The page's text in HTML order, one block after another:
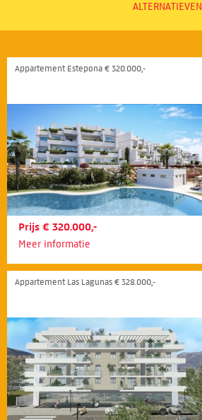
ALTERNATIEVEN
Appartement Estepona € 320.000,-
Prijs € 320.000,-
Meer informatie
Appartement Las Lagunas € 328.000,-